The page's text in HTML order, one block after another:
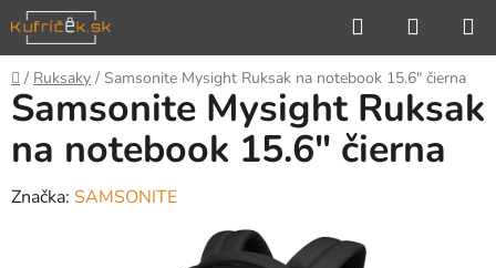
Prejsť
na
obsah
Hľadať
KOŠÍK
Domov
/ Ruksaky / Samsonite Mysight Ruksak na notebook 15.6" čierna
Samsonite Mysight Ruksak
na notebook 15.6" čierna
Značka: SAMSONITE